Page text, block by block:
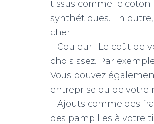
tissus comme le coton
synthétiques. En
cher.
– Couleur : Le coût de
choisissez. Par
Vous pouvez
entreprise ou de votre
– Ajouts comme des
des pampilles à votre